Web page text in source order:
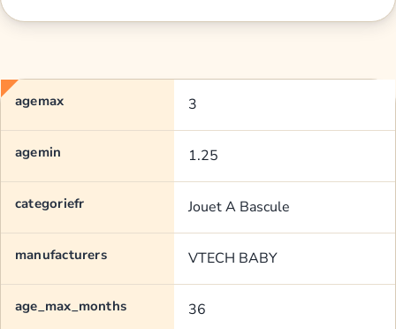
agemax 3
agemin 1.25
categoriefr Jouet A Bascule
manufacturers VTECH BABY
age_max_months 36